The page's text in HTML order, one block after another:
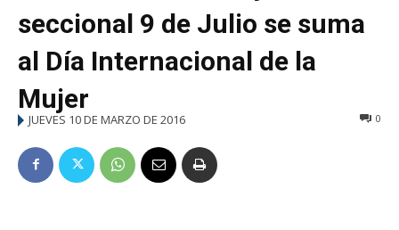
seccional 9 de Julio se suma
al Día Internacional de la
Mujer
JUEVES 10 DE MARZO DE 2016 0